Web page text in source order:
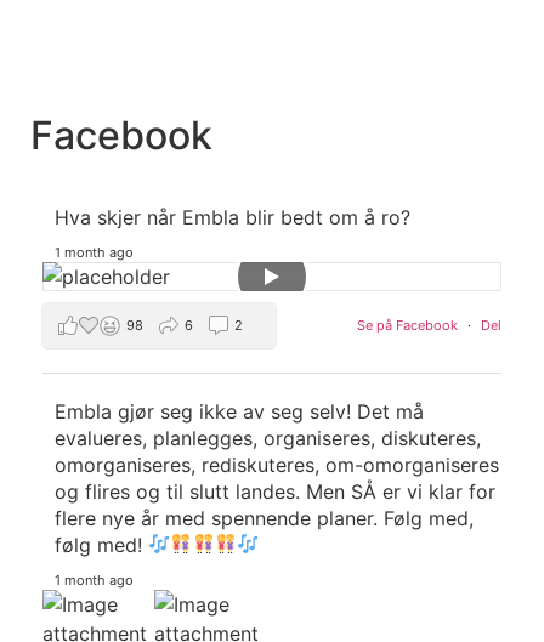
Facebook
Hva skjer når Embla blir bedt om å ro?
1 month ago
Se på Facebook · Del
98 6 2
Embla gjør seg ikke av seg selv! Det må
evalueres, planlegges, organiseres, diskuteres,
omorganiseres, rediskuteres, om-omorganiseres
og flires og til slutt landes. Men SÅ er vi klar for
flere nye år med spennende planer. Følg med,
følg med!
1 month ago